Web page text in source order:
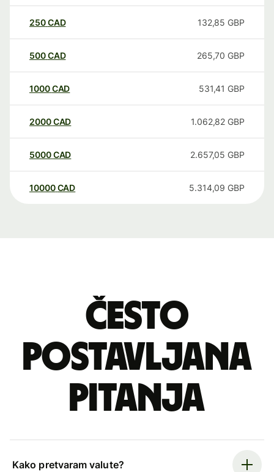
250CAD 132,85 GBP
500CAD 265,70 GBP
1000CAD 531,41 GBP
2000CAD 1.062,82 GBP
5000CAD 2.657,05 GBP
10000 CAD 5.314,09 GBP
Često
postavljana
pitanja
Kako pretvaram valute?